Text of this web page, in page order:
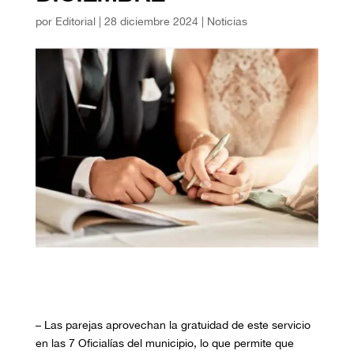
por Editorial| 28 diciembre 2024| Noticias
– Las parejas aprovechan la gratuidad de este servicio
en las 7 Oficialías del municipio, lo que permite que